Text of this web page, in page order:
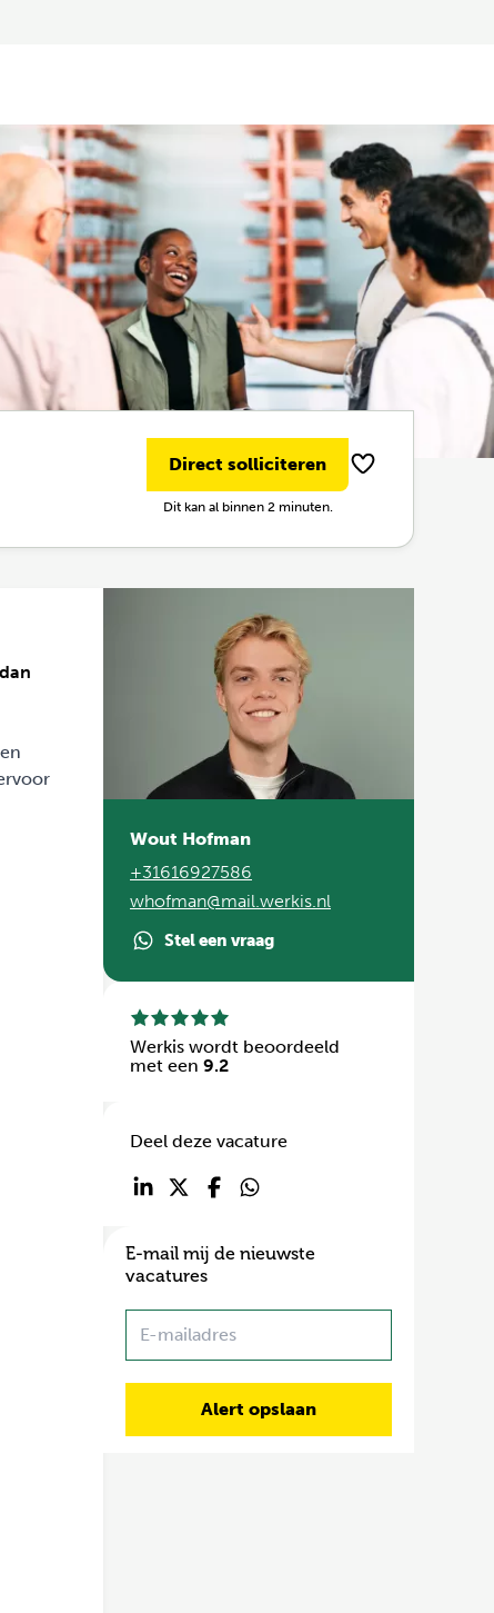
Direct solliciteren
Dit kan al binnen 2 minuten.
Wout Hofman
+31616927586
whofman@mail.werkis.nl
Stel een vraag
Werkis wordt beoordeeld
met een 9.2
Deel deze vacature
E-mail mij de nieuwste
vacatures